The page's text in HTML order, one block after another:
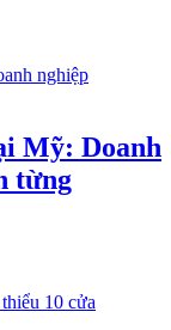
Mỹ: Doanh
từng